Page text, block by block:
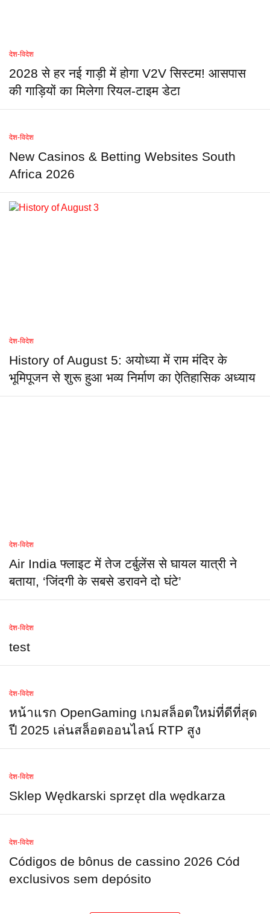
देश-विदेश
2028 से हर नई गाड़ी में होगा V2V सिस्टम! आसपास
की गाड़ियों का मिलेगा रियल-टाइम डेटा
देश-विदेश
New Casinos & Betting Websites South
Africa 2026
देश-विदेश
History of August 5: अयोध्या में राम मंदिर के
भूमिपूजन से शुरू हुआ भव्य निर्माण का ऐतिहासिक अध्याय
देश-विदेश
Air India फ्लाइट में तेज टर्बुलेंस से घायल यात्री ने
बताया, ‘जिंदगी के सबसे डरावने दो घंटे’
देश-विदेश
test
देश-विदेश
หน้าแรก OpenGaming เกมสล็อตใหม่ที่ดีที่สุด
ปี 2025 เล่นสล็อตออนไลน์ RTP สูง
देश-विदेश
Sklep Wędkarski sprzęt dla wędkarza
देश-विदेश
Códigos de bônus de cassino 2026 Cód
exclusivos sem depósito